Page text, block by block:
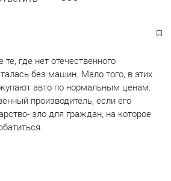
техно развитие можно
Федеральных целевых
Так развивается только Дальний
на новый техно или
а чистый трансфер китайских и
очередном ПМЭФ мы услышим о
развития техно корпораций
технополисами. У РТ и Казани есть
проект ФЦП комплексного
где нет отечественного
без машин. Мало того, в этих
авто по нормальным ценам.
производитель, если его
зло для граждан, на которое